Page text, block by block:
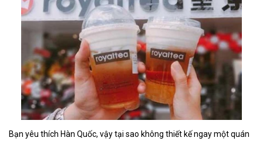
Bạn yêu thích Hàn Quốc, vậy tại sao không thiết kế ngay một quán